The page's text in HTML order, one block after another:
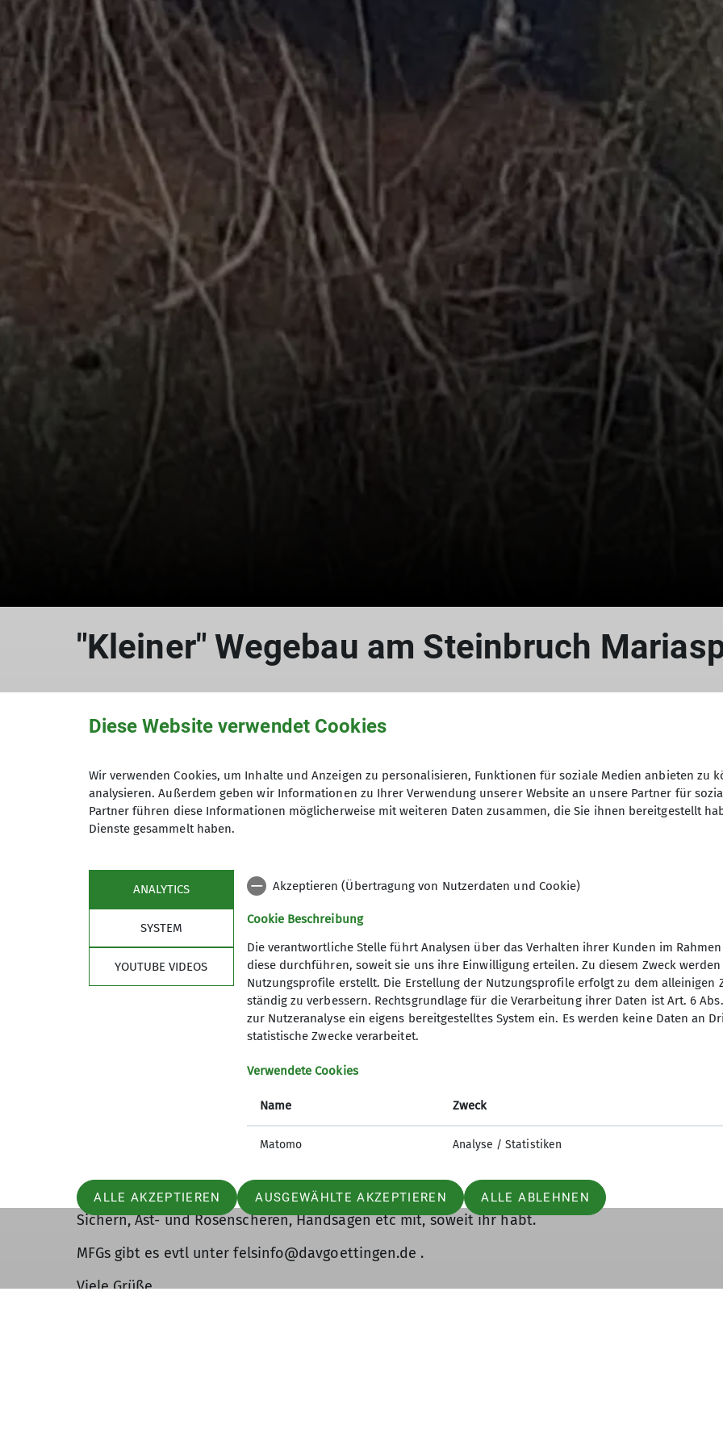
"Kleiner" Wegebau am Steinbruch
06.03.2026
Hallo Sandsteinfreund*innen,
am Freitag, den 06.03.2026, findet der "kleine" Wegebau am Steinbruch
Alljährlich ist dort eine Entbuschung sowie Wege- und Routenpflege
notwendig. Dies wollten wir schon am 07.02. machen, aber da lag zu viel
Schnee. Jetzt im März war zunächst eine Sanierungsaktion geplant, um
unsichere Haken auszutauschen. Aber nun versuchen wir beides so gut es
geht unter einen Hut zu bekommen.
Alle helfenden Hände sind willkommen! Die Verbuschung ist wieder
unheimlich fortgeschritten, obwohl wir letztes Jahr sehr gründlich
waren. Bitte beteiligt euch an den Arbeiten dazu, lernt Leute im AKN
Absturzgelände arbeiten können, als auch gerne Leute, die am Boden
helfen (Totholz vom Felsfuss entfernen, Zuwege überarbeiten und
Kommt bitte ab 12 Uhr zum Steinbruch. Wenn ihr erst später könnt, kommt
gerne auch am Nachmittag dazu. Bringt Arbeitshandschuhe, Kletterzeug zum
Sichern, Ast- und Rosenscheren, Handsägen etc mit, soweit ihr habt.
MFGs gibt es evtl unter felsinfo@davgoettingen.de .
Viele Grüße
Diese Website verwendet Cookies
Wir verwenden Cookies, um Inhalte und Anzeigen zu personalisieren, Funktionen für soziale Medien anbieten zu
analysieren. Außerdem geben wir Informationen zu Ihrer Verwendung unserer Website an unsere Partner für
Partner führen diese Informationen möglicherweise mit weiteren Daten zusammen, die Sie ihnen bereitgestellt
Dienste gesammelt haben.
ANALYTICS
SYSTEM
YOUTUBE VIDEOS
Akzeptieren (Übertragung von Nutzerdaten und Cookie)
Cookie Beschreibung
Die verantwortliche Stelle führt Analysen über das Verhalten ihrer Kunden im
diese durchführen, soweit sie uns ihre Einwilligung erteilen. Zu diesem Zweck
Nutzungsprofile erstellt. Die Erstellung der Nutzungsprofile erfolgt zu dem alleinigen
ständig zu verbessern. Rechtsgrundlage für die Verarbeitung ihrer Daten ist Art. 6
zur Nutzeranalyse ein eigens bereitgestelltes System ein. Es werden keine Daten an
statistische Zwecke verarbeitet.
Verwendete Cookies
Name Zweck
Matomo Analyse / Statistiken
ALLE AKZEPTIEREN AUSGEWÄHLTE AKZEPTIEREN ALLE ABLEHNEN